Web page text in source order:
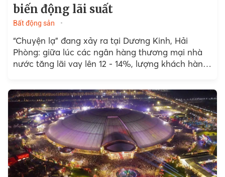
biến động lãi suất
Bất động sản
“Chuyện lạ” đang xảy ra tại Dương Kinh, Hải
Phòng: giữa lúc các ngân hàng thương mại nhà
nước tăng lãi vay lên 12 - 14%, lượng khách hàng